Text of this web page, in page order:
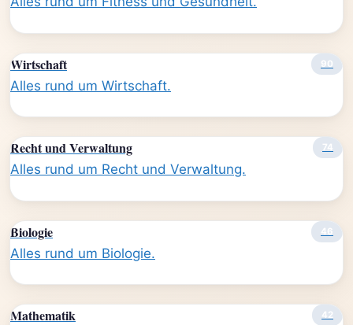
Wirtschaft 90
Alles rund um Wirtschaft.
Recht und Verwaltung 74
Alles rund um Recht und Verwaltung.
Biologie 46
Alles rund um Biologie.
Mathematik 42